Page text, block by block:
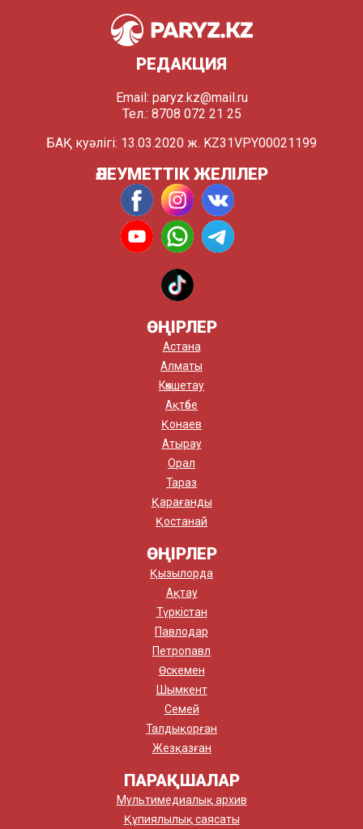
РЕДАКЦИЯ
Email: paryz.kz@mail.ru
Тел.: 8708 072 21 25
БАҚ куәлігі: 13.03.2020 ж. KZ31VPY00021199
ӘЛЕУМЕТТІК ЖЕЛІЛЕР
ӨҢІРЛЕР
Астана
Алматы
Көкшетау
Ақтөбе
Қонаев
Атырау
Орал
Тараз
Қарағанды
Қостанай
ӨҢІРЛЕР
Қызылорда
Ақтау
Түркістан
Павлодар
Петропавл
Өскемен
Шымкент
Семей
Талдықорған
Жезқазған
ПАРАҚШАЛАР
Мультимедиалық архив
Құпиялылық саясаты